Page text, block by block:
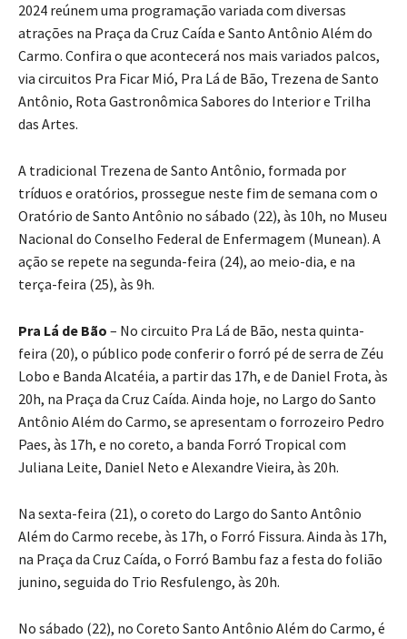
2024 reúnem uma programação variada com diversas
atrações na Praça da Cruz Caída e Santo Antônio Além do
Carmo. Confira o que acontecerá nos mais variados palcos,
via circuitos Pra Ficar Mió, Pra Lá de Bão, Trezena de Santo
Antônio, Rota Gastronômica Sabores do Interior e Trilha
das Artes.
A tradicional Trezena de Santo Antônio, formada por
tríduos e oratórios, prossegue neste fim de semana com o
Oratório de Santo Antônio no sábado (22), às 10h, no Museu
Nacional do Conselho Federal de Enfermagem (Munean). A
ação se repete na segunda-feira (24), ao meio-dia, e na
terça-feira (25), às 9h.
Pra Lá de Bão – No circuito Pra Lá de Bão, nesta quinta-
feira (20), o público pode conferir o forró pé de serra de Zéu
Lobo e Banda Alcatéia, a partir das 17h, e de Daniel Frota, às
20h, na Praça da Cruz Caída. Ainda hoje, no Largo do Santo
Antônio Além do Carmo, se apresentam o forrozeiro Pedro
Paes, às 17h, e no coreto, a banda Forró Tropical com
Juliana Leite, Daniel Neto e Alexandre Vieira, às 20h.
Na sexta-feira (21), o coreto do Largo do Santo Antônio
Além do Carmo recebe, às 17h, o Forró Fissura. Ainda às 17h,
na Praça da Cruz Caída, o Forró Bambu faz a festa do folião
junino, seguida do Trio Resfulengo, às 20h.
No sábado (22), no Coreto Santo Antônio Além do Carmo, é